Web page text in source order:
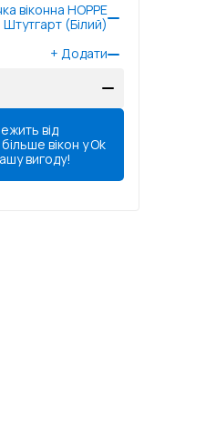
віконна HOPPE
Штутгарт (Білий)
+ Додати
від
вікон у
вигоду!
Ok